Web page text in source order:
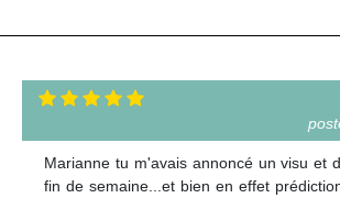
Marianne tu m'avais annoncé un visu et
fin de semaine...et bien en effet